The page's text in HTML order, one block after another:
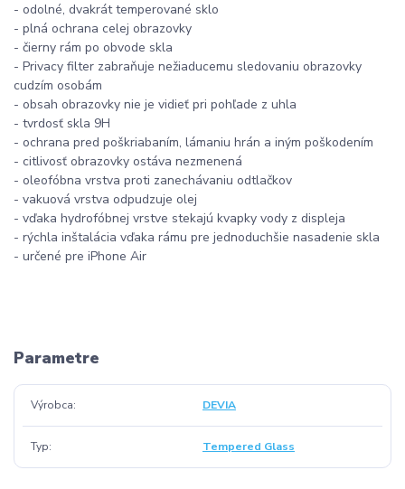
- odolné, dvakrát temperované sklo
- plná ochrana celej obrazovky
- čierny rám po obvode skla
- Privacy filter zabraňuje nežiaducemu sledovaniu obrazovky
cudzím osobám
- obsah obrazovky nie je vidieť pri pohľade z uhla
- tvrdosť skla 9H
- ochrana pred poškriabaním, lámaniu hrán a iným poškodením
- citlivosť obrazovky ostáva nezmenená
- oleofóbna vrstva proti zanechávaniu odtlačkov
- vakuová vrstva odpudzuje olej
- vďaka hydrofóbnej vrstve stekajú kvapky vody z displeja
- rýchla inštalácia vďaka rámu pre jednoduchšie nasadenie skla
- určené pre iPhone Air
Parametre
Výrobca DEVIA
Typ Tempered Glass